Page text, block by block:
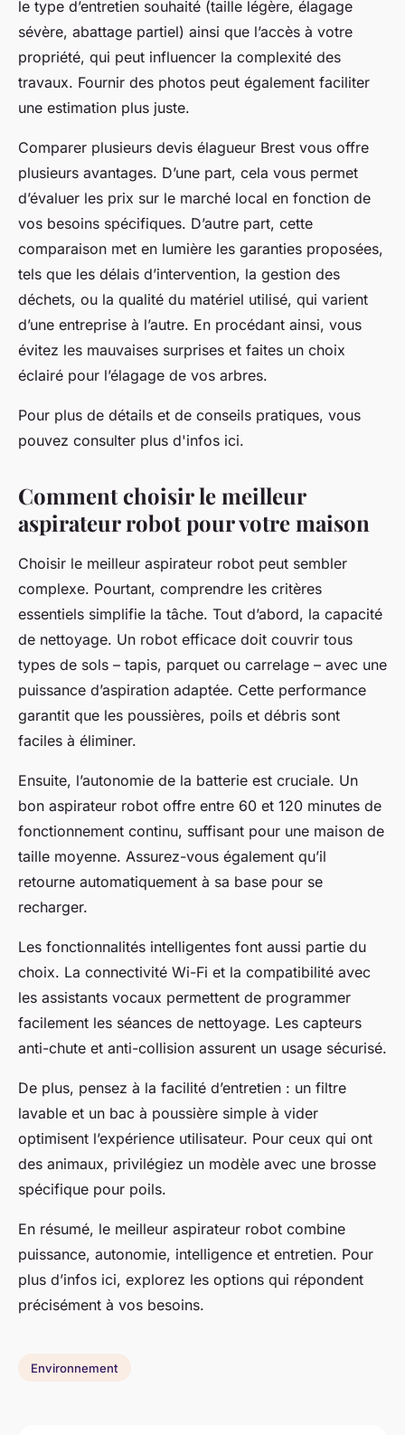
le type d’entretien souhaité (taille légère, élagage
sévère, abattage partiel) ainsi que l’accès à votre
propriété, qui peut influencer la complexité des
travaux. Fournir des photos peut également faciliter
une estimation plus juste.
Comparer plusieurs devis élagueur Brest vous offre
plusieurs avantages. D’une part, cela vous permet
d’évaluer les prix sur le marché local en fonction de
vos besoins spécifiques. D’autre part, cette
comparaison met en lumière les garanties proposées,
tels que les délais d’intervention, la gestion des
déchets, ou la qualité du matériel utilisé, qui varient
d’une entreprise à l’autre. En procédant ainsi, vous
évitez les mauvaises surprises et faites un choix
éclairé pour l’élagage de vos arbres.
Pour plus de détails et de conseils pratiques, vous
pouvez consulter plus d'infos ici.
Comment choisir le meilleur
aspirateur robot pour votre maison
Choisir le meilleur aspirateur robot peut sembler
complexe. Pourtant, comprendre les critères
essentiels simplifie la tâche. Tout d’abord, la capacité
de nettoyage. Un robot efficace doit couvrir tous
types de sols – tapis, parquet ou carrelage – avec une
puissance d’aspiration adaptée. Cette performance
garantit que les poussières, poils et débris sont
faciles à éliminer.
Ensuite, l’autonomie de la batterie est cruciale. Un
bon aspirateur robot offre entre 60 et 120 minutes de
fonctionnement continu, suffisant pour une maison de
taille moyenne. Assurez-vous également qu’il
retourne automatiquement à sa base pour se
recharger.
Les fonctionnalités intelligentes font aussi partie du
choix. La connectivité Wi-Fi et la compatibilité avec
les assistants vocaux permettent de programmer
facilement les séances de nettoyage. Les capteurs
anti-chute et anti-collision assurent un usage sécurisé.
De plus, pensez à la facilité d’entretien : un filtre
lavable et un bac à poussière simple à vider
optimisent l’expérience utilisateur. Pour ceux qui ont
des animaux, privilégiez un modèle avec une brosse
spécifique pour poils.
En résumé, le meilleur aspirateur robot combine
puissance, autonomie, intelligence et entretien. Pour
plus d’infos ici, explorez les options qui répondent
précisément à vos besoins.
Environnement